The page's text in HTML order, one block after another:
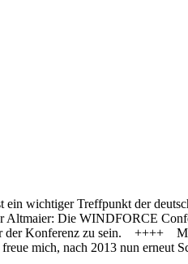
wichtiger Treffpunkt der
Die WINDFORCE
der Konferenz zu sein. ++++
mich, nach 2013 nun